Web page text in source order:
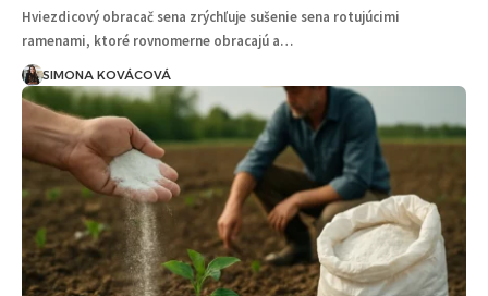
Hviezdicový obracač sena zrýchľuje sušenie sena rotujúcimi
ramenami, ktoré rovnomerne obracajú a…
SIMONA KOVÁCOVÁ